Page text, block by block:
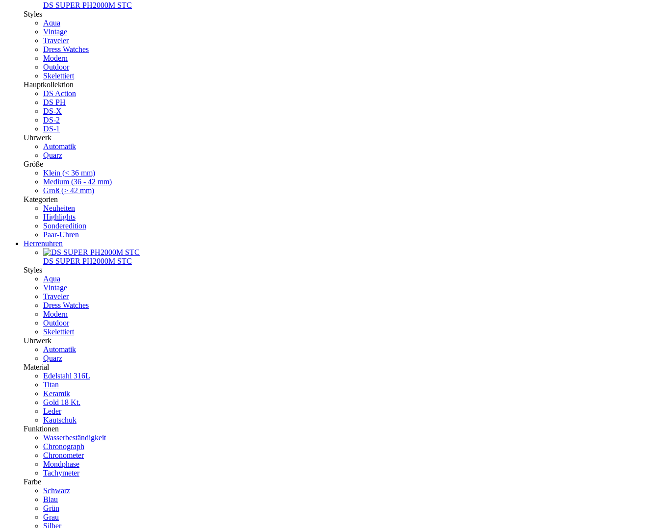
DS SUPER PH2000M STC
Styles
Aqua
Vintage
Traveler
Dress Watches
Modern
Outdoor
Skelettiert
Hauptkollektion
DS Action
DS PH
DS-X
DS-2
DS-1
Uhrwerk
Automatik
Quarz
Größe
Klein (< 36 mm)
Medium (36 - 42 mm)
Groß (> 42 mm)
Kategorien
Neuheiten
Highlights
Sonderedition
Paar-Uhren
Herrenuhren
DS SUPER PH2000M STC
Styles
Aqua
Vintage
Traveler
Dress Watches
Modern
Outdoor
Skelettiert
Uhrwerk
Automatik
Quarz
Material
Edelstahl 316L
Titan
Keramik
Gold 18 Kt.
Leder
Kautschuk
Funktionen
Wasserbeständigkeit
Chronograph
Chronometer
Mondphase
Tachymeter
Farbe
Schwarz
Blau
Grün
Grau
Silber